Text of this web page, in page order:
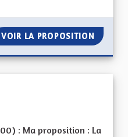
VOIR LA PROPOSITION DROIT
: Ma proposition : La